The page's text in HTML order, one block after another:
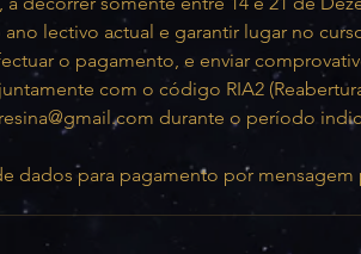
lectivo actual e garantir lugar no
o pagamento, e enviar
com o código RIA2
durante o período
dados para pagamento por mensagem